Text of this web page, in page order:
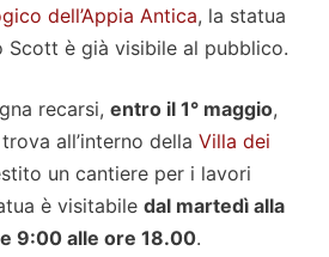
dell’Appia Antica, la statua
Scott è già visibile al pubblico.
recarsi, entro il 1° maggio,
all’interno della Villa dei
un cantiere per i lavori
è visitabile dal martedì alla
9:00 alle ore 18.00.